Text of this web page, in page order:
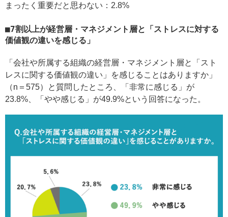
まったく重要だと思わない：2.8%
7割以上が経営層・マネジメント層と「ストレスに対する
価値観の違いを感じる」
「会社や所属する組織の経営層・マネジメント層と「スト
レスに関する価値観の違い」を感じることはありますか」
（n＝575）と質問したところ、「非常に感じる」が
23.8%、「やや感じる」が49.9%という回答になった。